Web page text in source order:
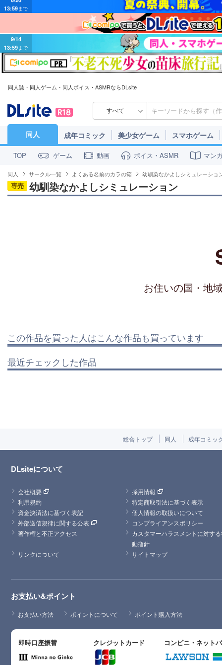
13:59まで
同人誌・同人ゲーム・同人ボイス・ASMRならDLsite
すべて
同人 成年コミック 美少女ゲーム スマホゲーム
TOP ゲーム 動画 ボイス・ASMR マン
同人 サークル一覧 よくある名前のカラの箱 幼馴染なかよしシミュレーショ
専売 幼馴染なかよしシミュレーション
お住いの国・地
この作品を買った人はこんな作品も買っています
最近チェックした作品
総合トップ 同人 成年コミッ
DLsiteについて
会社概要
採用情報
利用規約
特定商取引法に基づく表示
資金決済法に基づく表記
個人情報の取扱いについて
外部送信規律に関する公表
コンプライアンスポリシー
著作権と不正アクセス
カスタマーハラスメントに対す
動指針
リンクについて
サイトマップ
お支払い&ポイント
お支払い方法 ポイントについて ポイント購入方法
即時口座振替 クレジットカード コンビニ・ネット